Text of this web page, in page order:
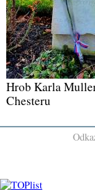
Hrob Karla
Chesteru